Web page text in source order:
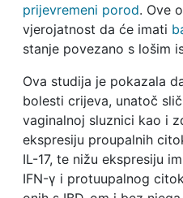
prijevremeni porod. Ove
vjerojatnost da će imati
stanje povezano s lošim
Ova studija je pokazala
bolesti crijeva, unatoč
vaginalnoj sluznici kao i
ekspresiju proupalnih
IL-17, te nižu ekspresiju
IFN-γ i protuupalnog